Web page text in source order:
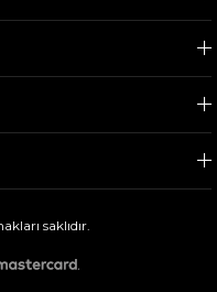
saklıdır.